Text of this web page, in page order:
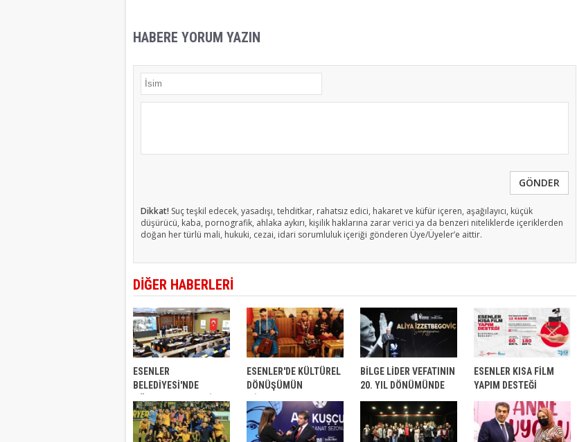
HABERE YORUM YAZIN
GÖNDER
Dikkat! Suç teşkil edecek, yasadışı, tehditkar, rahatsız edici, hakaret ve küfür içeren, aşağılayıcı, küçük
düşürücü, kaba, pornografik, ahlaka aykırı, kişilik haklarına zarar verici ya da benzeri niteliklerde içeriklerden
doğan her türlü mali, hukuki, cezai, idari sorumluluk içeriği gönderen Üye/Üyeler’e aittir.
DİĞER HABERLERİ
ESENLER
BELEDİYESİ'NDE
GÖKSU'DAN CHP’Lİ
MECLİS ÜYELERİNE
GÖREV
ESENLER'DE KÜLTÜREL
DÖNÜŞÜMÜN
MİMARLARI
BELGESELDE KONUŞTU
BİLGE LİDER VEFATININ
20. YIL DÖNÜMÜNDE
ESENLER’DE ANILDI
ESENLER KISA FİLM
YAPIM DESTEĞİ
BAŞVURULARI BAŞLADI